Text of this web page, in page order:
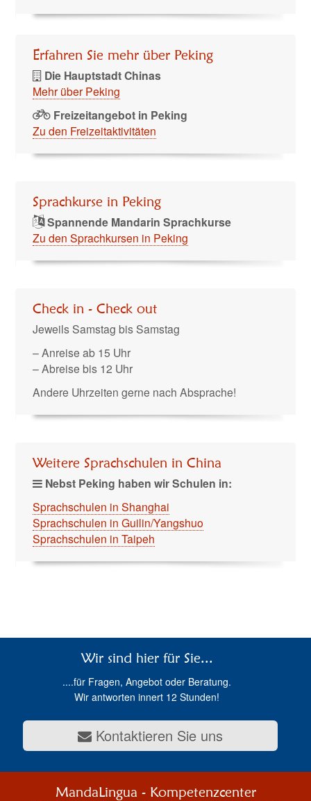
Erfahren Sie mehr über Peking
Die Hauptstadt Chinas
Mehr über Peking
Freizeitangebot in Peking
Zu den Freizeitaktivitäten
Sprachkurse in Peking
Spannende Mandarin Sprachkurse
Zu den Sprachkursen in Peking
Check in - Check out
Jeweils Samstag bis Samstag
– Anreise ab 15 Uhr
– Abreise bis 12 Uhr
Andere Uhrzeiten gerne nach Absprache!
Weitere Sprachschulen in China
Nebst Peking haben wir Schulen in:
Sprachschulen in Shanghai
Sprachschulen in Guilin/Yangshuo
Sprachschulen in Taipeh
Wir sind hier für Sie...
....für Fragen, Angebot oder Beratung.
Wir antworten innert 12 Stunden!
Kontaktieren Sie uns
MandaLingua - Kompetenzcenter